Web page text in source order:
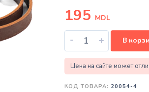
195 MDL
- + В
Цена на сайте может
КОД ТОВАРА: 20054-4